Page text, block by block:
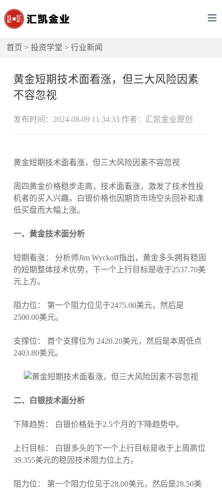
首页 >投资学堂 >行业新闻
黄金短期技术面看涨，但三大风险因素
不容忽视
发布时间：2024-08-09 11:34:33 作者：汇凯金业原创
黄金短期技术面看涨，但三大风险因素不容忽视
周四黄金价格稳步走高，技术面看涨，激发了技术性投
机者的买入兴趣。白银价格也因期货市场空头回补和逢
低买盘而大幅上涨。
一、黄金技术面分析
短期看涨： 分析师Jim Wyckoff指出，黄金多头拥有稳固
的短期整体技术优势，下一个上行目标是收于2537.70美
元上方。
阻力位： 第一个阻力位见于2475.00美元，然后是
2500.00美元。
支撑位： 首个支撑位为 2420.20美元，然后是本周低点
2403.80美元。
二、白银技术面分析
下降趋势： 白银价格处于2.5个月的下降趋势中。
上行目标： 白银多头的下一个上行目标是收于上周高位
39.355美元的稳固技术阻力位上方。
阻力位： 第一个阻力位见于28.00美元，然后是28.50美